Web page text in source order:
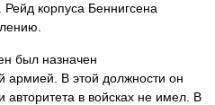
корпуса Беннигсена
был назначен
армией. В этой должности он
авторитета в войсках не имел. В